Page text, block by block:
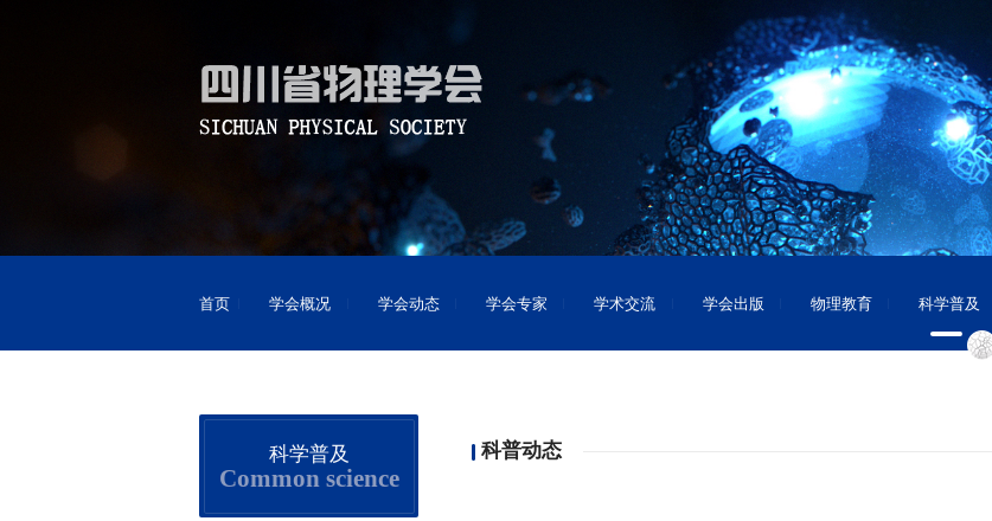
首页 学会概况 学会动态 学会专家 学术交流 学会出版 物理教育 科学普及
科学普及
Common science
科普动态